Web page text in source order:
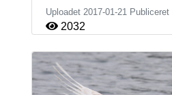
Uploadet 2017-01-21 Publiceret
2032